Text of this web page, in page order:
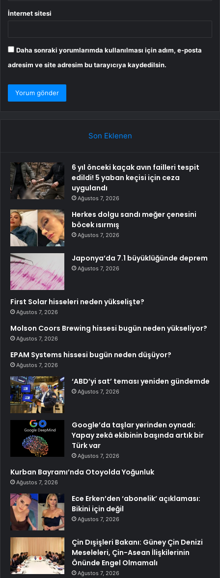
İnternet sitesi
Daha sonraki yorumlarımda kullanılması için adım, e-posta
adresim ve site adresim bu tarayıcıya kaydedilsin.
Son Eklenen
6 yıl önceki kaçak avın failleri tespit
edildi! 5 yaban keçisi için ceza
uygulandı
Ağustos 7, 2026
Herkes dolgu sandı meğer çenesini
böcek ısırmış
Ağustos 7, 2026
Japonya’da 7.1 büyüklüğünde deprem
Ağustos 7, 2026
First Solar hisseleri neden yükselişte?
Ağustos 7, 2026
Molson Coors Brewing hissesi bugün neden yükseliyor?
Ağustos 7, 2026
EPAM Systems hissesi bugün neden düşüyor?
Ağustos 7, 2026
‘ABD’yi sat’ teması yeniden gündemde
Ağustos 7, 2026
Google’da taşlar yerinden oynadı:
Yapay zekâ ekibinin başında artık bir
Türk var
Ağustos 7, 2026
Kurban Bayramı’nda Otoyolda Yoğunluk
Ağustos 7, 2026
Ece Erken’den ‘abonelik’ açıklaması:
Bikini için değil
Ağustos 7, 2026
Çin Dışişleri Bakanı: Güney Çin Denizi
Meseleleri, Çin-Asean İlişkilerinin
Önünde Engel Olmamalı
Ağustos 7, 2026